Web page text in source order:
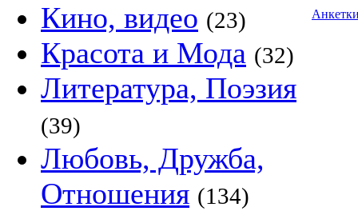
Кино, видео (23)
Красота и Мода (32)
Литература, Поэзия
(39)
Любовь, Дружба,
Отношения (134)